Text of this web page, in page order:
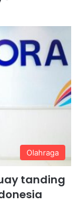
Olahraga
tanding